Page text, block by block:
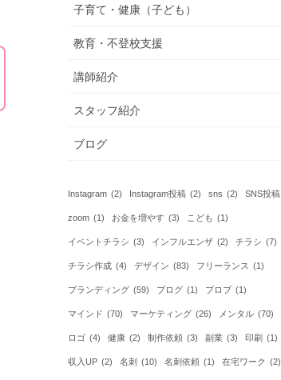
子育て・健康（子ども）
教育・不登校支援
講師紹介
スタッフ紹介
ブログ
Instagram (2) Instagram投稿 (2) sns (2) SNS投稿
zoom (1) お金を増やす (3) こども (1)
イベントチラシ (3) インフルエンザ (2) チラシ (7)
チラシ作成 (4) デザイン (83) フリーランス (1)
ブランディング (59) ブログ (1) ブロブ (1)
マインド (70) マーケティング (26) メンタル (70)
ロゴ (4) 健康 (2) 制作依頼 (3) 副業 (3) 印刷 (1)
収入UP (2) 名刺 (10) 名刺依頼 (1) 在宅ワーク (2)